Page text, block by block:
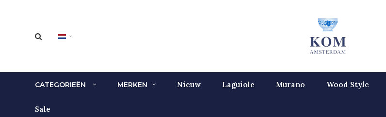
CATEGORIEËN MERKEN Nieuw Laguiole Murano Wood Style
Sale